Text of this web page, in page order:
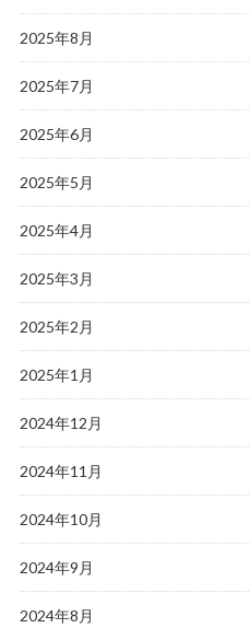
2025年8月
2025年7月
2025年6月
2025年5月
2025年4月
2025年3月
2025年2月
2025年1月
2024年12月
2024年11月
2024年10月
2024年9月
2024年8月